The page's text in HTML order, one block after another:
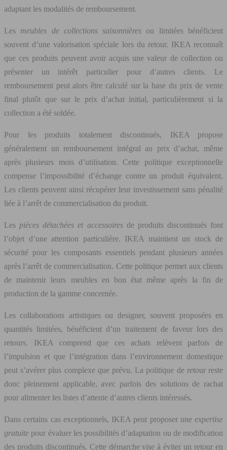
adaptant les modalités de remboursement.
Les meubles de collections saisonnières ou limitées bénéficient
souvent d’une valorisation spéciale lors du retour. IKEA reconnaît
que ces produits peuvent avoir acquis une valeur de collection ou
présenter un intérêt particulier pour d’autres clients. Le
remboursement peut alors être calculé sur la base du prix de vente
final plutôt que sur le prix d’achat initial, particulièrement si la
collection a été soldée.
Pour les produits totalement discontinués, IKEA propose
généralement un remboursement intégral au prix d’achat, même
après plusieurs mois d’utilisation. Cette politique exceptionnelle
compense l’impossibilité d’échange contre un produit équivalent.
Les clients peuvent ainsi récupérer leur investissement sans pénalité
liée à l’arrêt de commercialisation du produit.
Les pièces détachées et accessoiresde produits discontinués font
l’objet d’une attention particulière. IKEA maintient un stock de
sécurité pour les composants essentiels pendant plusieurs années
après l’arrêt de commercialisation. Cette politique permet aux clients
de maintenir leurs meubles en bon état même après la fin de
production de la gamme concernée.
Les collaborations artistiques ou designer, souvent proposées en
quantités limitées, bénéficient d’un traitement de faveur lors des
retours. IKEA comprend que ces achats relèvent parfois de
l’impulsion et que l’intégration dans l’environnement domestique
peut s’avérer plus complexe que prévu. La politique de retour reste
donc pleinement applicable, avec parfois des solutions de rachat
pour alimenter les listes d’attente d’autres clients intéressés.
Dans certains cas exceptionnels, IKEA peut proposer une expertise
gratuite pour évaluer les possibilités d’adaptation ou de modification
des produits discontinués. Cette démarche vise à éviter un retour en